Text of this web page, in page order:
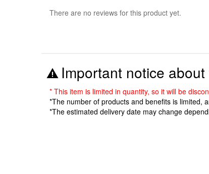
There are no reviews for this product yet.
Important notice
* This item is limited in quantity, so it will be
*The number of products and benefits is limited,
*The estimated delivery date may change